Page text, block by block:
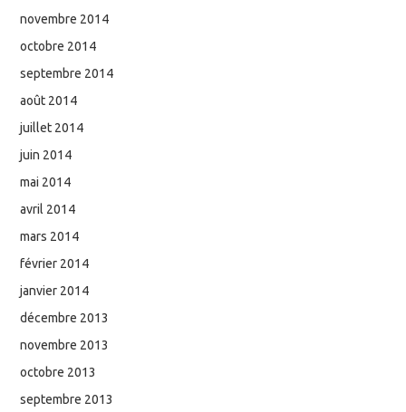
novembre 2014
octobre 2014
septembre 2014
août 2014
juillet 2014
juin 2014
mai 2014
avril 2014
mars 2014
février 2014
janvier 2014
décembre 2013
novembre 2013
octobre 2013
septembre 2013